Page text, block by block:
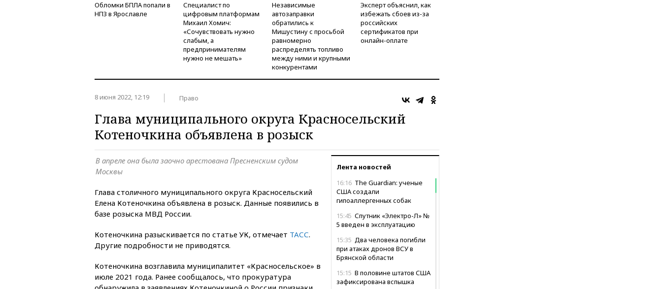
Обломки БПЛА попали в
НПЗ в Ярославле
Специалист по
цифровым платформам
Михаил Хомич:
«Сочувствовать нужно
слабым, а
предпринимателям
нужно не мешать»
Независимые
автозаправки
обратились к
Мишустину с просьбой
равномерно
распределять топливо
между ними и крупными
конкурентами
Эксперт объяснил, как
избежать сбоев из-за
российских
сертификатов при
онлайн-оплате
8 июня 2022, 12:19 Право
Глава муниципального округа Красносельский
Котеночкина объявлена в розыск
Лента новостей
16:16 The Guardian: ученые
США создали
гипоаллергенных собак
15:45 Спутник «Электро-Л» №
5 введен в эксплуатацию
15:35 Два человека погибли
при атаках дронов ВСУ в
Брянской области
15:15 В половине штатов США
зафиксирована вспышка
В апреле она была заочно арестована Пресненским судом
Москвы
Глава столичного муниципального округа Красносельский
Елена Котеночкина объявлена в розыск. Данные появились в
базе розыска МВД России.
Котеночкина разыскивается по статье УК, отмечает ТАСС.
Другие подробности не приводятся.
Котеночкина возглавила муниципалитет «Красносельское» в
июле 2021 года. Ранее сообщалось, что прокуратура